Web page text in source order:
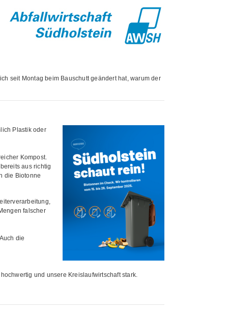
seit Montag beim Bauschutt geändert hat, warum der
Plastik oder
Kompost.
aus richtig
die Biotonne
falscher
die
und unsere Kreislaufwirtschaft stark.